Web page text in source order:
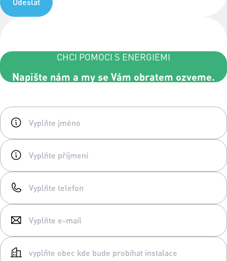
CHCI POMOCI S ENERGIEMI
Napište nám a my se Vám obratem ozveme.